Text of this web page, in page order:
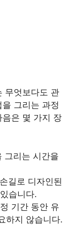
무엇보다도 관
그리는 과정
은 몇 가지 장
그리는 시간을
길로 디자인된
습니다.
기간 동안 유
하지 않습니다.